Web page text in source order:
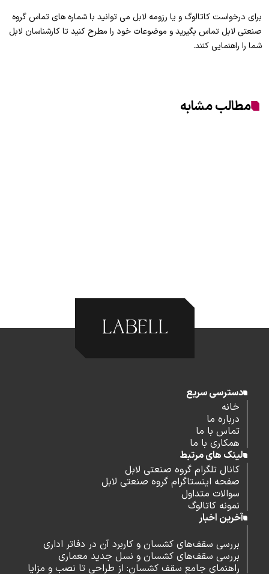
برای درخواست کاتالوگ و یا رزومه لابل می توانید با شماره های تماس گروه
صنعتی لابل تماس بگیرید و موضوعات خود را مطرح کنید تا کارشناسان لابل
شما را راهنمایی کنند.
مطالب مشابه
دسترسی سریع
خانه
درباره ما
تماس با ما
همکاری با ما
لینک های مرتبط
کانال تلگرام گروه صنعتی لابل
صفحه اینستاگرام گروه صنعتی لابل
سوالات متداول
نمونه کاتالوگ
آخرین اخبار
بررسی سقف‌های کشسان و کاربرد آن در دفاتر اداری
بررسی سقف‌های کشسان و نسل جدید معماری
راهنمای جامع سقف کشسان: از طراحی تا نصب و مزایا